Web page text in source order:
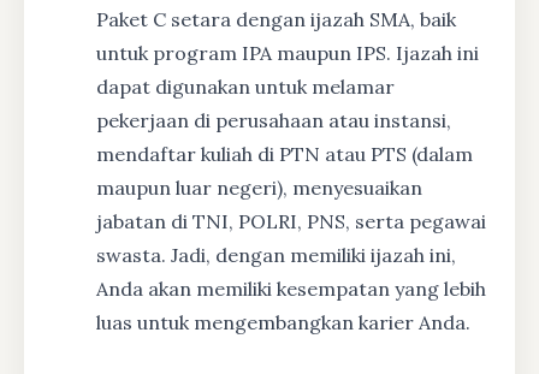
Paket C setara dengan ijazah SMA, baik
untuk program IPA maupun IPS. Ijazah ini
dapat digunakan untuk melamar
pekerjaan di perusahaan atau instansi,
mendaftar kuliah di PTN atau PTS (dalam
maupun luar negeri), menyesuaikan
jabatan di TNI, POLRI, PNS, serta pegawai
swasta. Jadi, dengan memiliki ijazah ini,
Anda akan memiliki kesempatan yang lebih
luas untuk mengembangkan karier Anda.